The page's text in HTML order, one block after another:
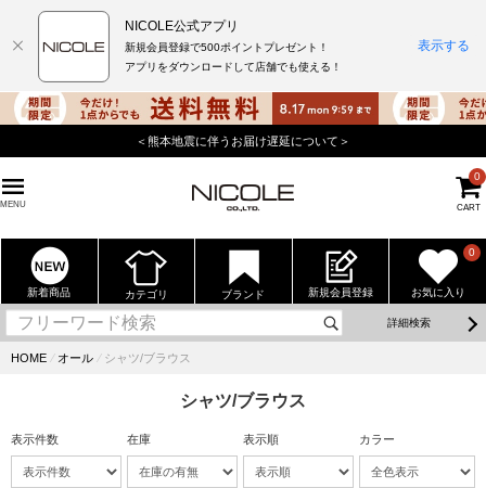
＜熊本地震に伴うお届け遅延について＞
MENU CART
0
新着商品 カテゴリ ブランド 新規会員登録 お気に入り
0
詳細検索
HOME ⁄ オール ⁄ シャツ/ブラウス
シャツ/ブラウス
表示件数 在庫 表示順 カラー
NICOLE公式アプリ
新規会員登録で500ポイントプレゼント！
アプリをダウンロードして店舗でも使える！
表示する